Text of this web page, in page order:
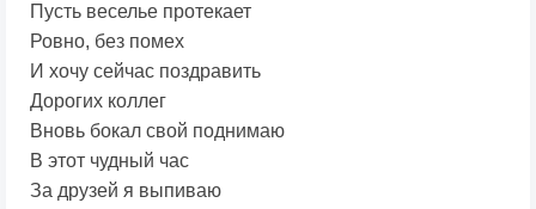
Пусть веселье протекает
Ровно, без помех
И хочу сейчас поздравить
Дорогих коллег
Вновь бокал свой поднимаю
В этот чудный час
За друзей я выпиваю